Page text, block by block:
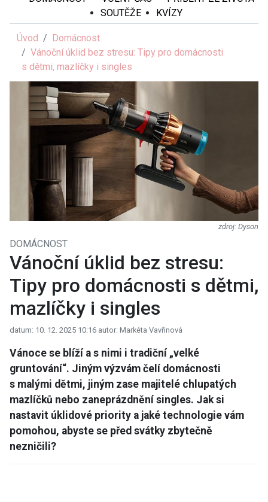
SOUTĚŽE
KVÍZY
Úvod
Domácnost
Vánoční úklid bez stresu: Tipy pro domácnosti
s dětmi, mazlíčky i singles
Dyson
DOMÁCNOST
Vánoční úklid bez stresu:
Tipy pro domácnosti s dětmi,
mazlíčky i singles
datum: 10. 12. 2025 10:16 autor: Markéta Vavřinová
Vánoce se blíží a s nimi i tradiční „velké
gruntování“. Jiným výzvám čelí domácnosti
s malými dětmi, jiným zase majitelé chlupatých
mazlíčků nebo zaneprázdnění singles. Jak si
nastavit úklidové priority a jaké technologie vám
pomohou, abyste se před svátky zbytečně
nezničili?